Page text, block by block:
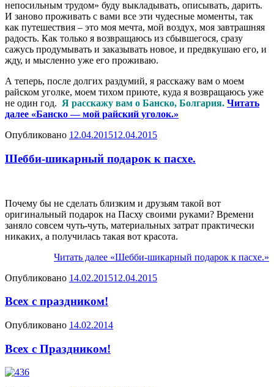
непосильным трудом» буду выкладывать, описывать, дарить.
И заново проживать с вами все эти чудесные моменты, так
как путешествия – это моя мечта, мой воздух, моя завтрашняя
радость. Как только я возвращаюсь из сбывшегося, сразу
сажусь продумывать и заказывать новое, и предвкушаю его, и
жду, и мысленно уже его проживаю.
А теперь, после долгих раздумий, я расскажу вам о моем
райском уголке, моем тихом приюте, куда я возвращаюсь уже
не один год. Я расскажу вам о Банско, Болгария. Читать
далее «Банско — мой райский уголок.»
Опубликовано 12.04.201512.04.2015
Шебби-шикарный подарок к пасхе.
Почему бы не сделать близким и друзьям такой вот
оригинальный подарок на Пасху своими руками? Времени
заняло совсем чуть-чуть, материальных затрат практически
никаких, а получилась такая вот красота.
Читать далее «Шебби-шикарный подарок к пасхе.»
Опубликовано 14.02.201512.04.2015
Всех с праздником!
Опубликовано 14.02.2014
Всех с Праздником!